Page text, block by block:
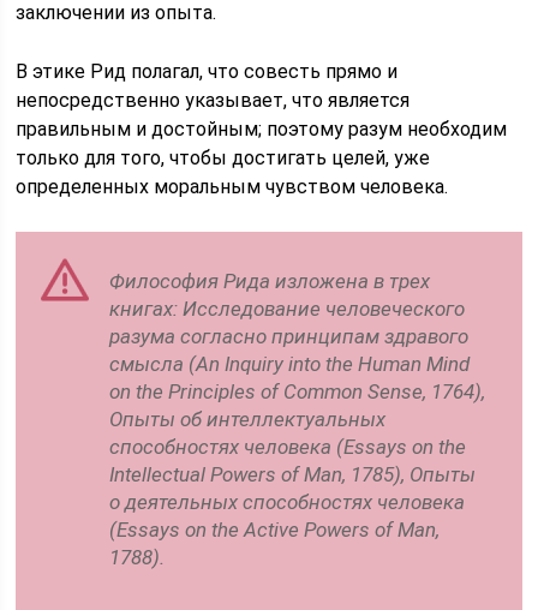
заключении из опыта.
В этике Рид полагал, что совесть прямо и
непосредственно указывает, что является
правильным и достойным; поэтому разум необходим
только для того, чтобы достигать целей, уже
определенных моральным чувством человека.
Философия Рида изложена в трех
книгах:Исследование человеческого
разума согласно принципам здравого
смысла (An Inquiry into the Human Mind
on the Principles of Common Sense, 1764),
Опыты об интеллектуальных
способностях человека (Essays on the
Intellectual Powers of Man, 1785), Опыты
о деятельных способностях человека
(Essays on the Active Powers of Man,
1788).